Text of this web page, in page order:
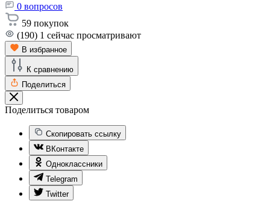
0 вопросов
59 покупок
(190) 1 сейчас просматривают
В избранное
К сравнению
Поделиться
Поделиться товаром
Скопировать ссылку
ВКонтакте
Одноклассники
Telegram
Twitter